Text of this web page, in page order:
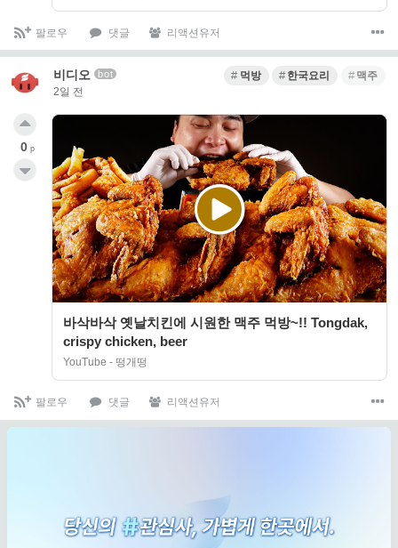
팔로우 댓글 리액션유저
비디오 bot
2일 전
먹방 한국요리 맥주
바삭바삭 옛날치킨에 시원한 맥주 먹방~!! Tongdak,
crispy chicken, beer
YouTube - 떵개떵
0 p
팔로우 댓글 리액션유저